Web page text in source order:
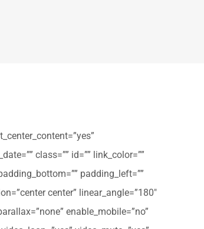
class=”” id=”” link_color=””
padding_left=””
center” linear_angle=”180″
enable_mobile=”no”